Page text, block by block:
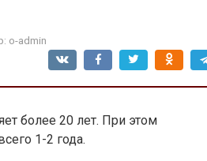
o-admin
более 20 лет. При этом
1-2 года.